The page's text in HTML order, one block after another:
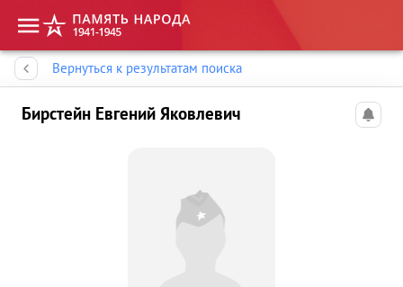
Вернуться к результатам поиска
Бирстейн Евгений Яковлевич
Память народа